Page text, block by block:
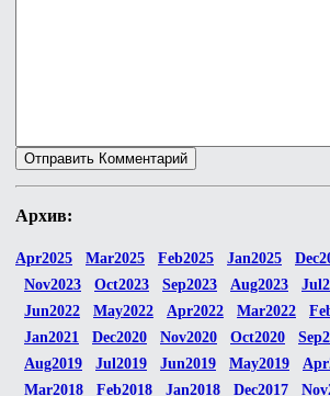
Архив:
Apr2025 Mar2025 Feb2025 Jan2025
Nov2023
Oct2023 Sep2023 Aug2023
Jun2022
May2022 Apr2022 Mar2022
Jan2021
Dec2020 Nov2020 Oct2020
Aug2019
Jul2019 Jun2019 May2019
Mar2018
Feb2018 Jan2018 Dec2017